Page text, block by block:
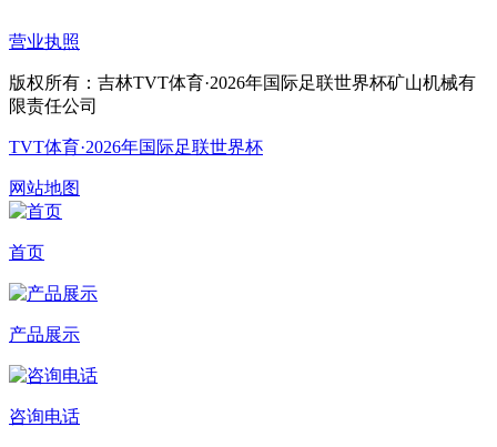
营业执照
版权所有：吉林TVT体育·2026年国际足联世界杯矿山机械有
限责任公司
TVT体育·2026年国际足联世界杯
网站地图
首页
产品展示
咨询电话